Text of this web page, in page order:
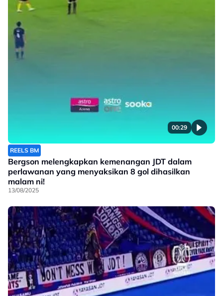
00:29
REELS BM
Bergson melengkapkan kemenangan JDT dalam
perlawanan yang menyaksikan 8 gol dihasilkan
malam ni!
13/08/2025